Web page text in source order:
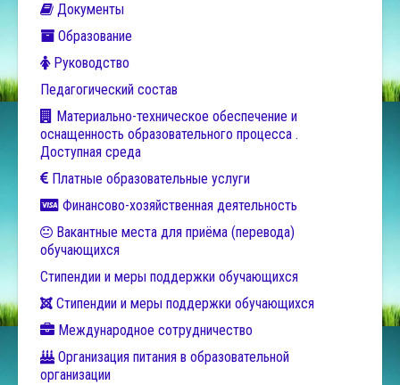
Документы
Образование
Руководство
Педагогический состав
Материально-техническое обеспечение и
оснащенность образовательного процесса .
Доступная среда
Платные образовательные услуги
Финансово-хозяйственная деятельность
Вакантные места для приёма (перевода)
обучающихся
Стипендии и меры поддержки обучающихся
Стипендии и меры поддержки обучающихся
Международное сотрудничество
Организация питания в образовательной
организации